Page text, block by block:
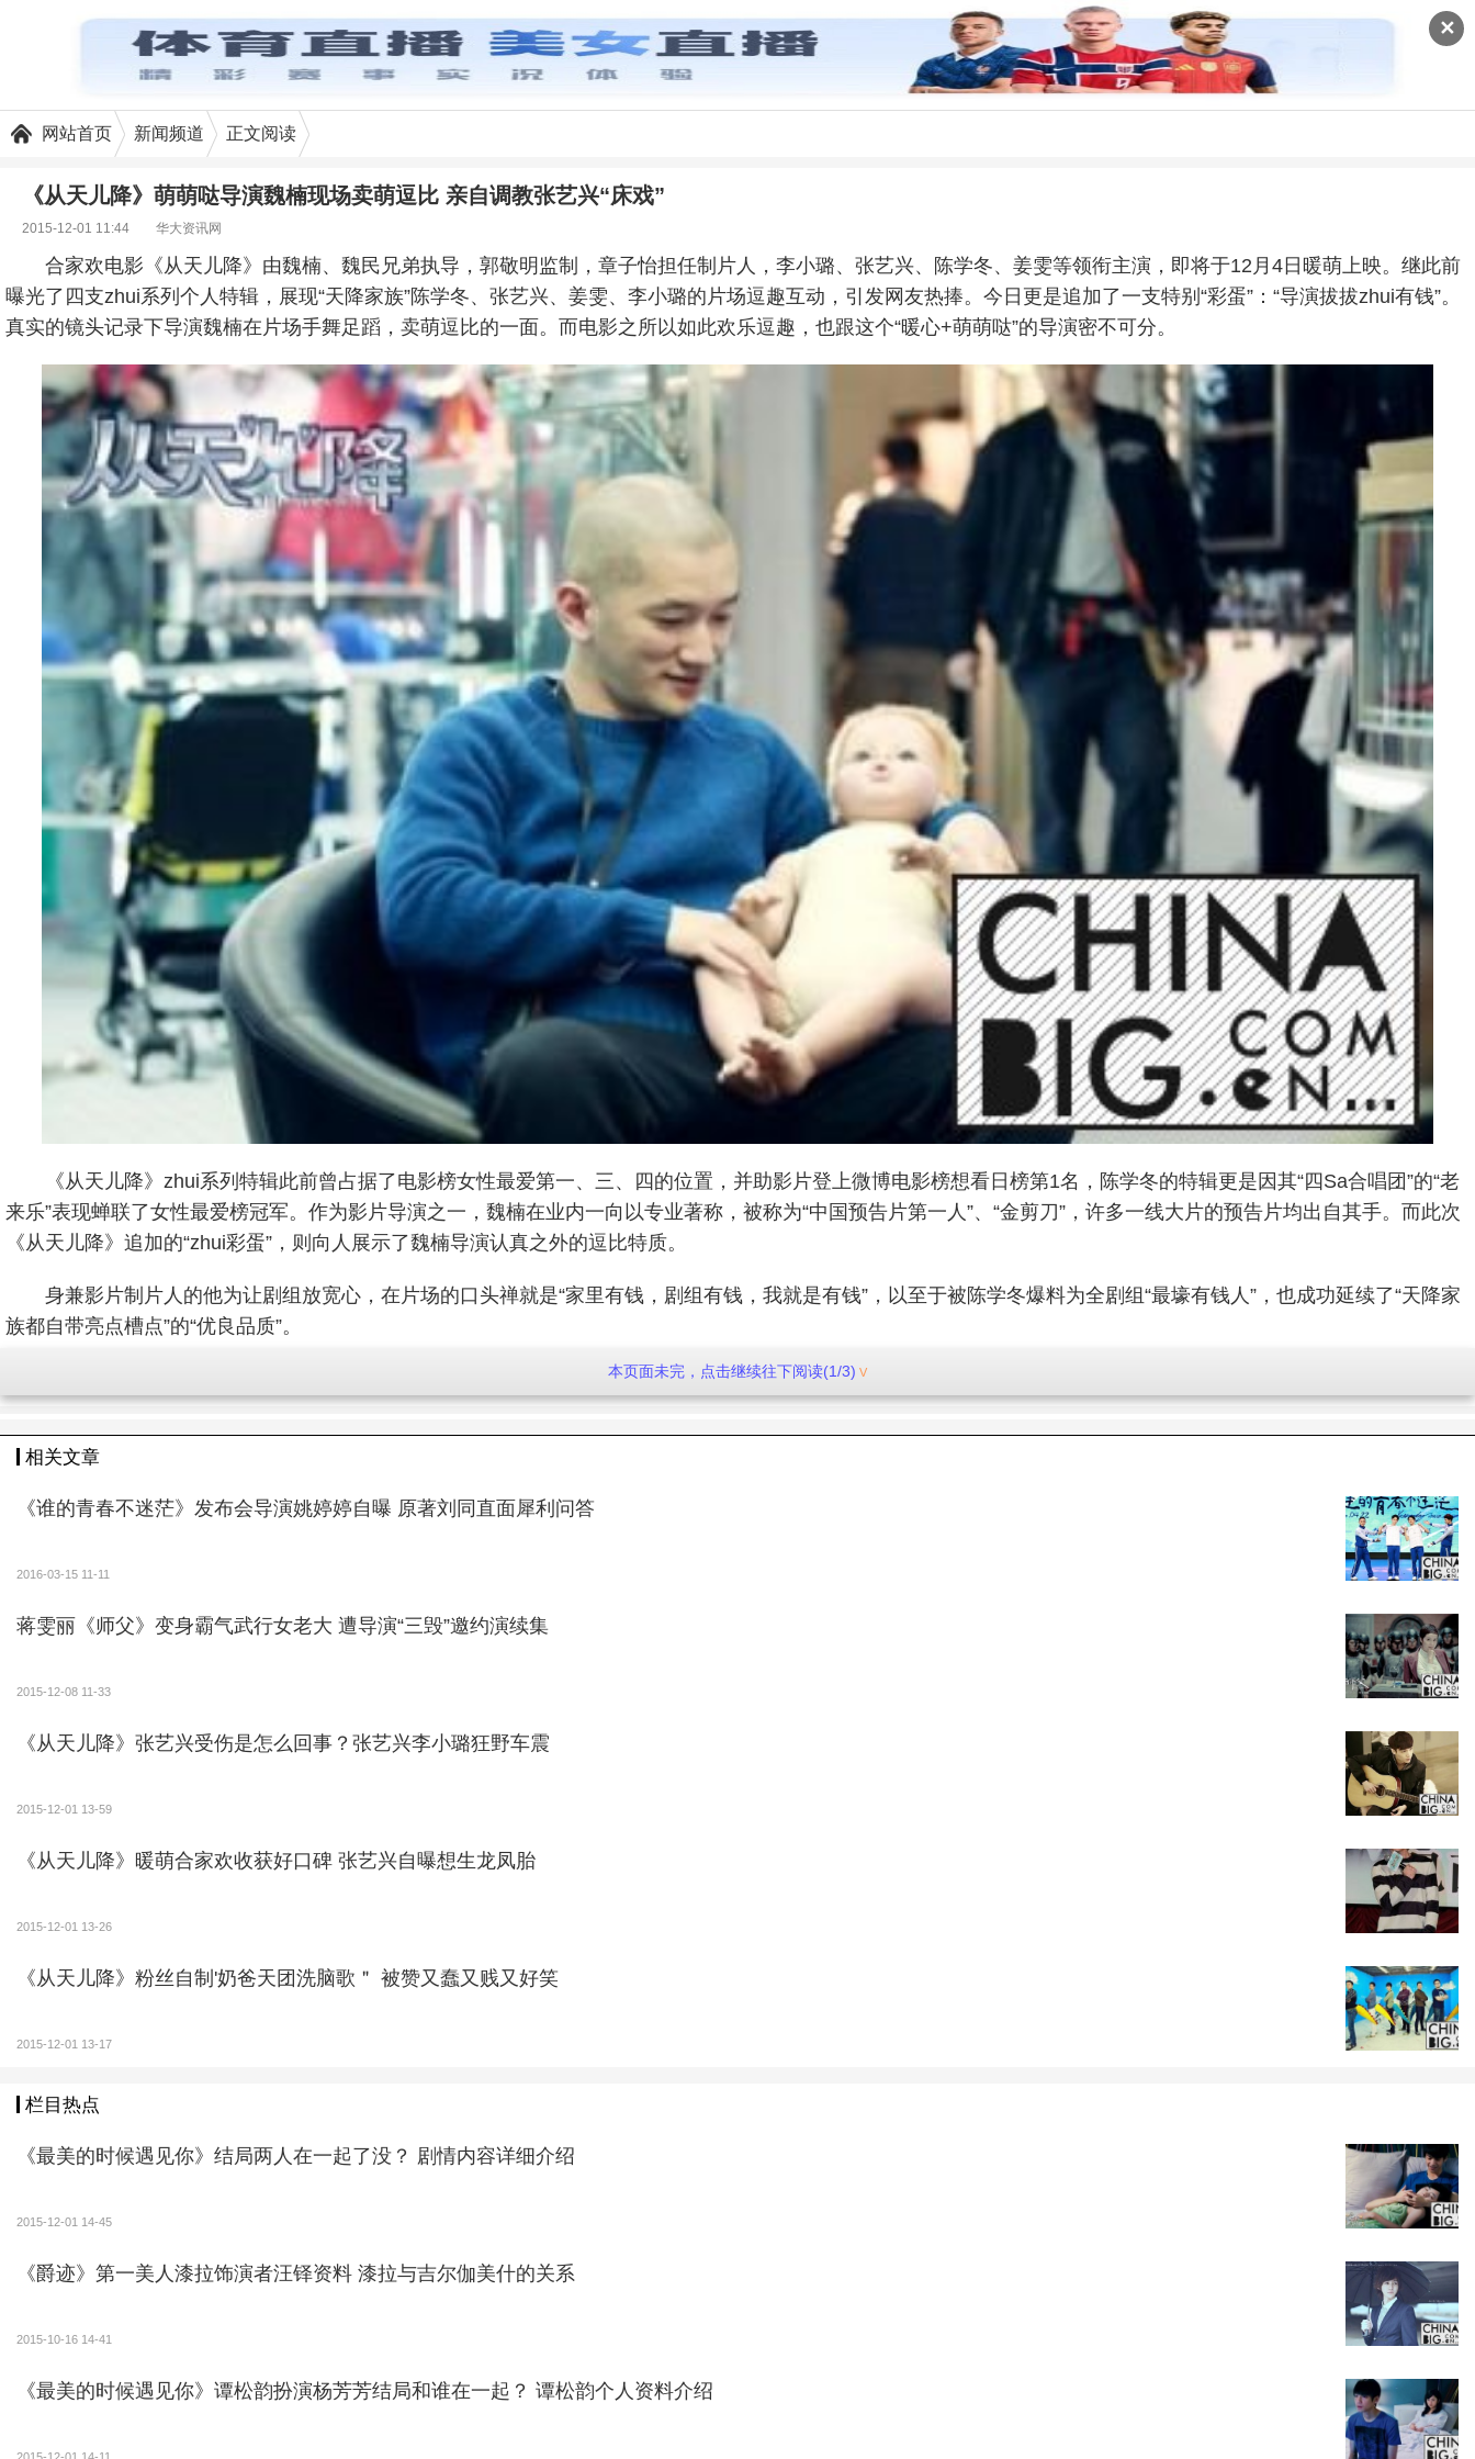
✕
网站首页 新闻频道 正文阅读
《从天儿降》萌萌哒导演魏楠现场卖萌逗比 亲自调教张艺兴“床戏”
2015-12-01 11:44 华大资讯网
合家欢电影《从天儿降》由魏楠、魏民兄弟执导，郭敬明监制，章子怡担任制片人，李小璐、张艺兴、陈学冬、姜雯等领衔主演，即将于12月4日暖萌上映。继此前
曝光了四支zhui系列个人特辑，展现“天降家族”陈学冬、张艺兴、姜雯、李小璐的片场逗趣互动，引发网友热捧。今日更是追加了一支特别“彩蛋”：“导演拔拔zhui有钱”。
真实的镜头记录下导演魏楠在片场手舞足蹈，卖萌逗比的一面。而电影之所以如此欢乐逗趣，也跟这个“暖心+萌萌哒”的导演密不可分。
《从天儿降》zhui系列特辑此前曾占据了电影榜女性最爱第一、三、四的位置，并助影片登上微博电影榜想看日榜第1名，陈学冬的特辑更是因其“四Sa合唱团”的“老
来乐”表现蝉联了女性最爱榜冠军。作为影片导演之一，魏楠在业内一向以专业著称，被称为“中国预告片第一人”、“金剪刀”，许多一线大片的预告片均出自其手。而此次
《从天儿降》追加的“zhui彩蛋”，则向人展示了魏楠导演认真之外的逗比特质。
身兼影片制片人的他为让剧组放宽心，在片场的口头禅就是“家里有钱，剧组有钱，我就是有钱”，以至于被陈学冬爆料为全剧组“最壕有钱人”，也成功延续了“天降家
族都自带亮点槽点”的“优良品质”。
特辑还特别搜集了导演在片场遇到各种状况时的“机智反应”。无论是帮助张艺兴突破自我，完成人生第一次“床戏”。还是手舞加足蹈，哄笑帅霸天完成拍摄，都令观
众更加期待早日在影院验收成果。对于此前有记者提问魏楠片场会不会很凶，此番特辑则给出了最好的答案：不仅没有架子，甚至在片场还搞起“魏氏小卖部”。联想之前
本页面未完，点击继续往下阅读(1/3)
相关文章
《谁的青春不迷茫》发布会导演姚婷婷自曝 原著刘同直面犀利问答
2016-03-15 11-11
蒋雯丽《师父》变身霸气武行女老大 遭导演“三毁”邀约演续集
2015-12-08 11-33
《从天儿降》张艺兴受伤是怎么回事？张艺兴李小璐狂野车震
2015-12-01 13-59
《从天儿降》暖萌合家欢收获好口碑 张艺兴自曝想生龙凤胎
2015-12-01 13-26
《从天儿降》粉丝自制'奶爸天团洗脑歌＂ 被赞又蠢又贱又好笑
2015-12-01 13-17
栏目热点
《最美的时候遇见你》结局两人在一起了没？ 剧情内容详细介绍
2015-12-01 14-45
《爵迹》第一美人漆拉饰演者汪铎资料 漆拉与吉尔伽美什的关系
2015-10-16 14-41
《最美的时候遇见你》谭松韵扮演杨芳芳结局和谁在一起？ 谭松韵个人资料介绍